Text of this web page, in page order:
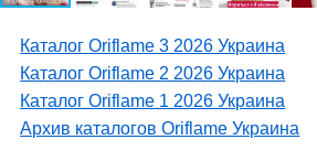
Каталог Oriflame 3 2026 Украина
Каталог Oriflame 2 2026 Украина
Каталог Oriflame 1 2026 Украина
Архив каталогов Oriflame Украина